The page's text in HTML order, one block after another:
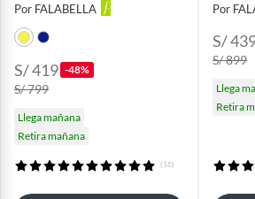
Por FALABELLA
S/ 419 -48%
S/ 799
Llega mañana
Retira mañana
(16)
Por
S/
S/ 899
Llega
Retira